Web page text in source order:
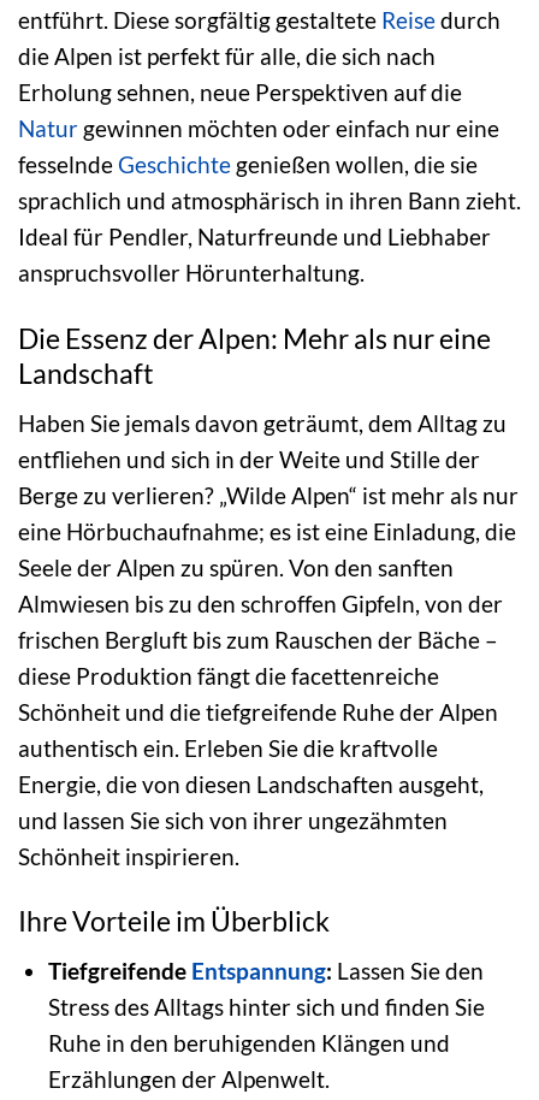
entführt. Diese sorgfältig gestaltete Reisedurch
die Alpen ist perfekt für alle, die sich nach
Erholung sehnen, neue Perspektiven auf die
Natur gewinnen möchten oder einfach nur eine
fesselndeGeschichte genießen wollen, die sie
sprachlich und atmosphärisch in ihren Bann zieht.
Ideal für Pendler, Naturfreunde und Liebhaber
anspruchsvoller Hörunterhaltung.
Die Essenz der Alpen: Mehr als nur eine
Landschaft
Haben Sie jemals davon geträumt, dem Alltag zu
entfliehen und sich in der Weite und Stille der
Berge zu verlieren? „Wilde Alpen“ ist mehr als nur
eine Hörbuchaufnahme; es ist eine Einladung, die
Seele der Alpen zu spüren. Von den sanften
Almwiesen bis zu den schroffen Gipfeln, von der
frischen Bergluft bis zum Rauschen der Bäche –
diese Produktion fängt die facettenreiche
Schönheit und die tiefgreifende Ruhe der Alpen
authentisch ein. Erleben Sie die kraftvolle
Energie, die von diesen Landschaften ausgeht,
und lassen Sie sich von ihrer ungezähmten
Schönheit inspirieren.
Ihre Vorteile im Überblick
Tiefgreifende Entspannung: Lassen Sie den
Stress des Alltags hinter sich und finden Sie
Ruhe in den beruhigenden Klängen und
Erzählungen der Alpenwelt.